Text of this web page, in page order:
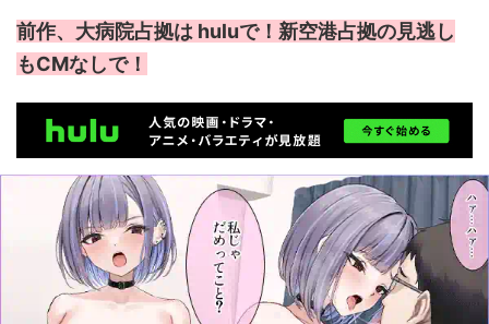
前作、大病院占拠は huluで！新空港占拠の見逃し
もCMなしで！